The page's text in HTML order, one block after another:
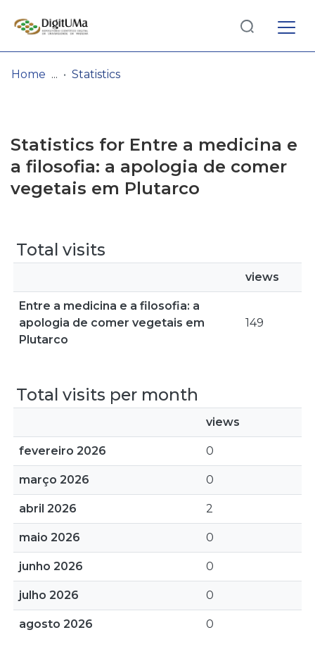
Browse repository
Entities
Log
In(current)
Home Statistics
Statistics for Entre a medicina e
a filosofia: a apologia de comer
vegetais em Plutarco
Total visits
views
Entre a medicina e a filosofia: a
apologia de comer vegetais em
Plutarco
149
Total visits per month
views
fevereiro 2026 0
março 2026 0
abril 2026 2
maio 2026 0
junho 2026 0
julho 2026 0
agosto 2026 0